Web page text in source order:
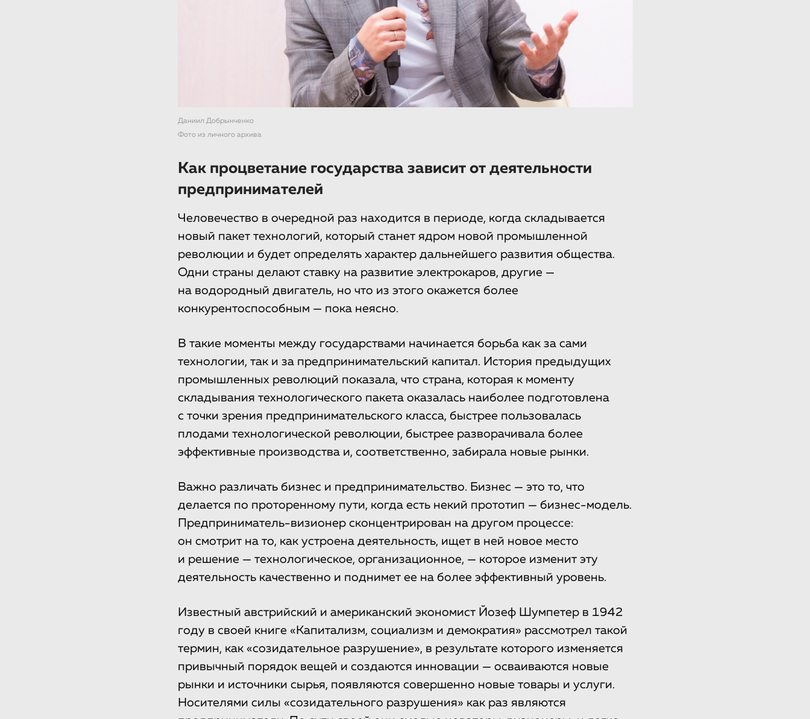
Даниил Добрынченко
Фото из личного архива
Как процветание государства зависит от деятельности
предпринимателей
Человечество в очередной раз находится в периоде, когда складывается
новый пакет технологий, который станет ядром новой промышленной
революции и будет определять характер дальнейшего развития общества.
Одни страны делают ставку на развитие электрокаров, другие —
на водородный двигатель, но что из этого окажется более
конкурентоспособным — пока неясно.
В такие моменты между государствами начинается борьба как за сами
технологии, так и за предпринимательский капитал. История предыдущих
промышленных революций показала, что страна, которая к моменту
складывания технологического пакета оказалась наиболее подготовлена
с точки зрения предпринимательского класса, быстрее пользовалась
плодами технологической революции, быстрее разворачивала более
эффективные производства и, соответственно, забирала новые рынки.
Важно различать бизнес и предпринимательство. Бизнес — это то, что
делается по проторенному пути, когда есть некий прототип — бизнес-модель.
Предприниматель-визионер сконцентрирован на другом процессе:
он смотрит на то, как устроена деятельность, ищет в ней новое место
и решение — технологическое, организационное, — которое изменит эту
деятельность качественно и поднимет ее на более эффективный уровень.
Известный австрийский и американский экономист Йозеф Шумпетер в 1942
году в своей книге «Капитализм, социализм и демократия» рассмотрел такой
термин, как «созидательное разрушение», в результате которого изменяется
привычный порядок вещей и создаются инновации — осваиваются новые
рынки и источники сырья, появляются совершенно новые товары и услуги.
Носителями силы «созидательного разрушения» как раз являются